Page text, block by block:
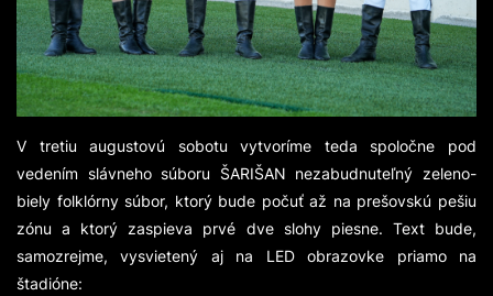
V tretiu augustovú sobotu vytvoríme teda spoločne pod
vedením slávneho súboru ŠARIŠAN nezabudnuteľný zeleno-
biely folklórny súbor, ktorý bude počuť až na prešovskú pešiu
zónu a ktorý zaspieva prvé dve slohy piesne. Text bude,
samozrejme, vysvietený aj na LED obrazovke priamo na
štadióne: